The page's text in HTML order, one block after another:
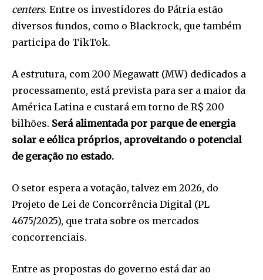
centers. Entre os investidores do Pátria estão
diversos fundos, como o Blackrock, que também
participa do TikTok.
A estrutura, com 200 Megawatt (MW) dedicados a
processamento, está prevista para ser a maior da
América Latina e custará em torno de R$ 200
bilhões. Será alimentada por parque de energia
solar e eólica próprios, aproveitando o potencial
de geração no estado.
O setor espera a votação, talvez em 2026, do
Projeto de Lei de Concorrência Digital (PL
4675/2025), que trata sobre os mercados
concorrenciais.
Entre as propostas do governo está dar ao